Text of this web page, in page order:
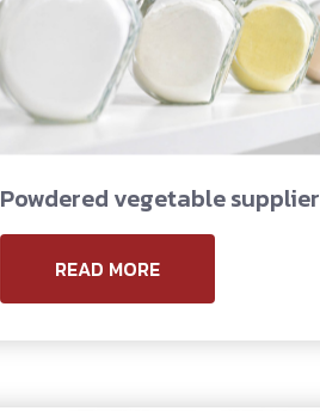
Powdered vegetable supplier
READ MORE